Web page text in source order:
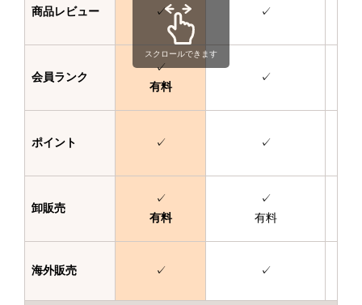
商品レビュー ✓ ✓
会員ランク
✓
有料
✓
ポイント ✓ ✓
卸販売
✓
有料
✓
有料
海外販売 ✓ ✓
スクロールできます